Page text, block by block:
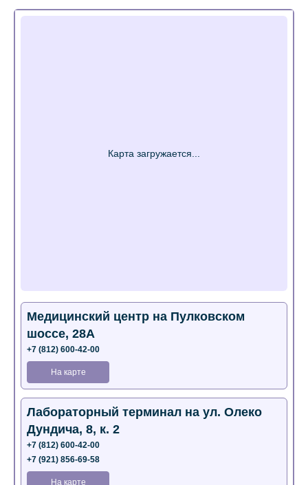
Медицинский центр на Пулковском
шоссе, 28А
+7 (812) 600-42-00
На карте
Лабораторный терминал на ул. Олеко
Дундича, 8, к. 2
+7 (812) 600-42-00
+7 (921) 856-69-58
На карте